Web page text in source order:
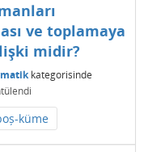
ve toplamaya
midir?
kategorisinde
küme